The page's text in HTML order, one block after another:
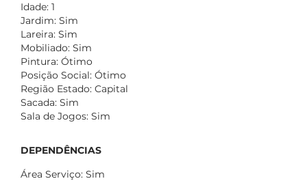
Idade: 1
Jardim: Sim
Lareira: Sim
Mobiliado: Sim
Pintura: Ótimo
Posição Social: Ótimo
Região Estado: Capital
Sacada: Sim
Sala de Jogos: Sim
DEPENDÊNCIAS
Área Serviço: Sim